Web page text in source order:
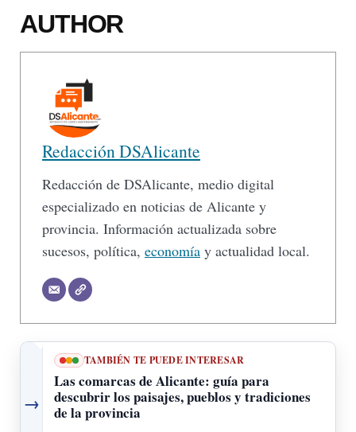
AUTHOR
Redacción DSAlicante
Redacción de DSAlicante, medio digital
especializado en noticias de Alicante y
provincia. Información actualizada sobre
sucesos, política, economía y actualidad local.
→
TAMBIÉN TE PUEDE INTERESAR
Las comarcas de Alicante: guía para
descubrir los paisajes, pueblos y tradiciones
de la provincia